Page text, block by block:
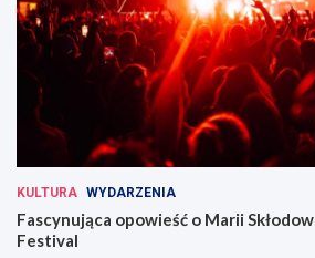
KULTURA WYDARZENIA
Fascynująca opowieść o Marii
Festival